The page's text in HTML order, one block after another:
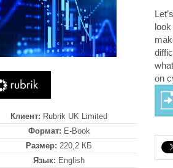
Клиент: Rubrik UK Limited
Формат: E-Book
Размер: 220,2 КБ
Язык: English
on